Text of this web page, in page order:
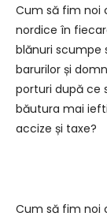
Cum să fim noi
nordice în
blănuri scumpe
barurilor și
porturi după ce
băutura mai
accize și taxe?
Cum să fim noi